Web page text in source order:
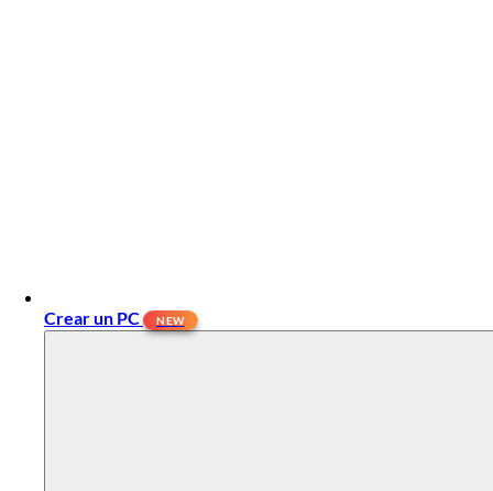
Crear un PC NEW